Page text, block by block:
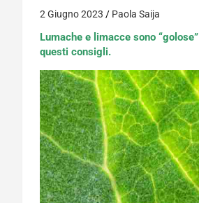
2 Giugno 2023 Paola Saija
Lumache e limacce sono
questi consigli.